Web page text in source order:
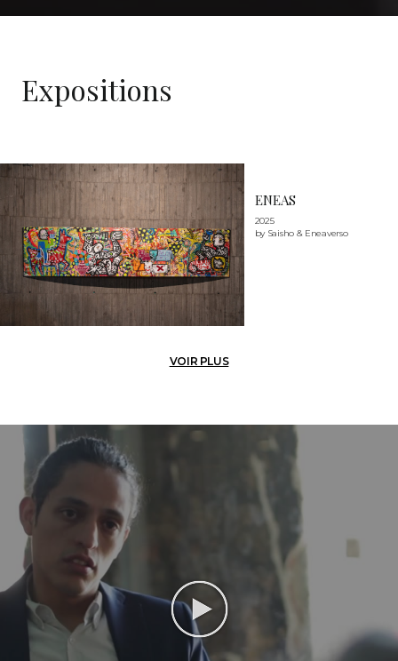
Expositions
ENEAS
2025
by Saisho & Eneaverso
VOIR PLUS